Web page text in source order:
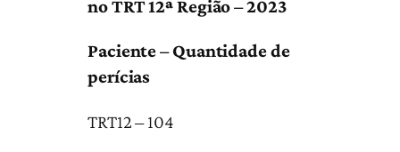
no TRT 12ª Região – 2023
Paciente – Quantidade de
perícias
TRT12 – 104